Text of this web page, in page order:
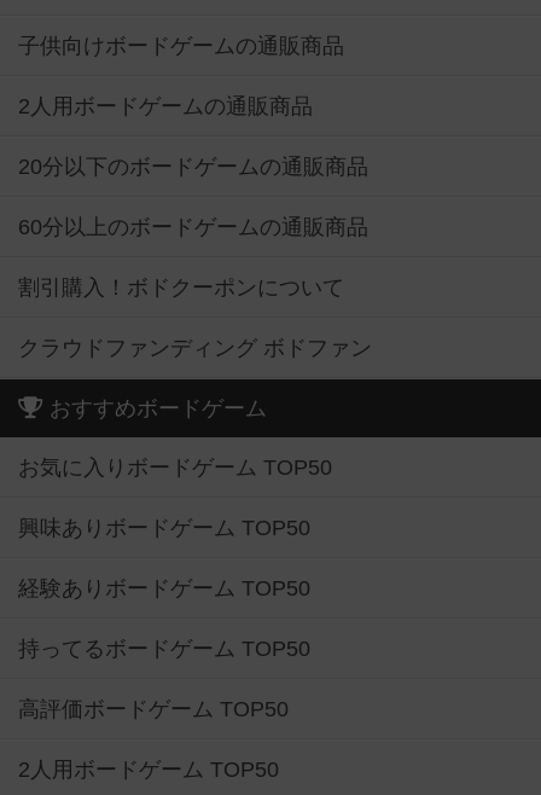
子供向けボードゲームの通販商品
2人用ボードゲームの通販商品
20分以下のボードゲームの通販商品
60分以上のボードゲームの通販商品
割引購入！ボドクーポンについて
クラウドファンディング ボドファン
おすすめボードゲーム
お気に入りボードゲーム TOP50
興味ありボードゲーム TOP50
経験ありボードゲーム TOP50
持ってるボードゲーム TOP50
高評価ボードゲーム TOP50
2人用ボードゲーム TOP50